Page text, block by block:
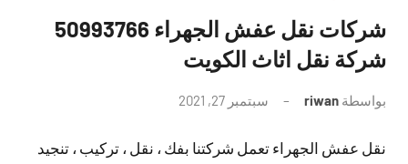
شركات نقل عفش الجهراء 50993766
شركة نقل اثاث الكويت
بواسطة riwan سبتمبر 27, 2021
تعليقات
نقل عفش الجهراء تعمل شركتنا بفك ، نقل ، تركيب ، تنجيد